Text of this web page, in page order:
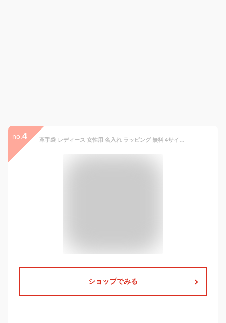
no. 4 革手袋 レディース 女性用 名入れ ラッピング 無料 4サイズ 平田商店 羊革 S M L SS 小さめ 大きめ レザーグローブ 手袋 婦人 女性 本革 化粧箱 日本製 香川県 職人 クリスマス プレゼント バレンタインデー ギフト プレゼント 贈り物 スマホ対応 xmas1
ショップでみる